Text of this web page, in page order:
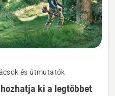
és útmutatók
ki a legtöbbet